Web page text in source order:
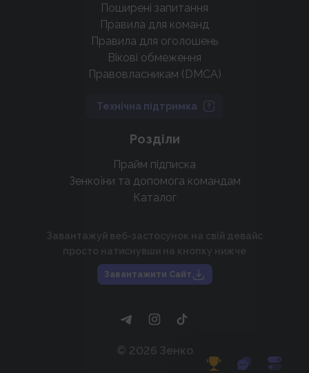
Поширені запитання
Правила для команд
Правила для оголошень
Вікові обмеження
Правовласникам (DMCA)
Технічна підтримка
Розділи
Прайм підписка
Зенкоїни та допомога командам
Каталог
Завантажуй веб-застосунок на свій девайс
просто натиснувши на кнопку нижче
Завантажити Сайт
© 2026 Зенко